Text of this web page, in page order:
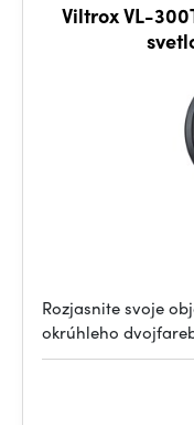
Viltrox VL-
Rozjasnite svoje
okrúhleho